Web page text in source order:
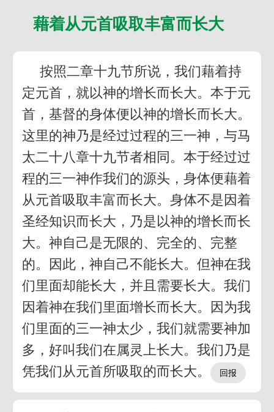
藉着从元首吸取丰富而长大
按照二章十九节所说，我们藉着持
定元首，就以神的增长而长大。本于元
首，基督的身体便以神的增长而长大。
这里的神乃是经过过程的三一神，与马
太二十八章十九节者相同。本于经过过
程的三一神作我们的源头，身体便藉着
从元首吸取丰富而长大。身体不是因着
圣经知识而长大，乃是以神的增长而长
大。神自己是无限的、完全的、完整
的。因此，神自己不能长大。但神在我
们里面却能长大，并且需要长大。我们
因着神在我们里面增长而长大。因为我
们里面的三一神太少，我们就需要神加
多，好叫我们在属灵上长大。我们乃是
凭我们从元首所吸取的而长大。